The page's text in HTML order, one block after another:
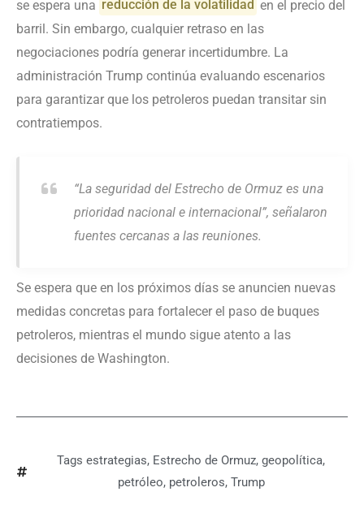
se espera una reducción de la volatilidad en el precio del
barril. Sin embargo, cualquier retraso en las
negociaciones podría generar incertidumbre. La
administración Trump continúa evaluando escenarios
para garantizar que los petroleros puedan transitar sin
contratiempos.
“La seguridad del Estrecho de Ormuz es una
prioridad nacional e internacional”, señalaron
fuentes cercanas a las reuniones.
Se espera que en los próximos días se anuncien nuevas
medidas concretas para fortalecer el paso de buques
petroleros, mientras el mundo sigue atento a las
decisiones de Washington.
Tags estrategias, Estrecho de Ormuz, geopolítica,
petróleo, petroleros, Trump